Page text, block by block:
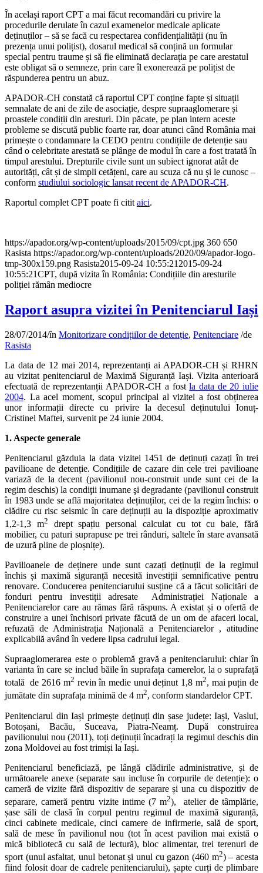
În același raport CPT a mai făcut recomandări cu privire la
procedurile derulate în cazul examenelor medicale aplicate
deținuților – să se facă cu respectarea confidențialității (nu în
prezența unui polițist), dosarul medical să conțină un formular
special pentru traume și să fie eliminată declarația pe care arestatul
este obligat să o semneze, prin care îl exonerează pe polițist de
răspunderea pentru un abuz.
APADOR-CH constată că raportul CPT conține fapte și situații
semnalate de ani de zile de asociație, despre supraaglomerare și
proastele condiții din aresturi. Din păcate, pe plan intern aceste
probleme se discută public foarte rar, doar atunci când România mai
primește o condamnare la CEDO pentru condițiile de detenție sau
când o celebritate arestată se plânge de modul în care a fost tratată în
timpul arestului. Drepturile civile sunt un subiect ignorat atât de
autorități, cât și de simpli cetățeni, care au scuza că nu și le cunosc –
conform studiului sociologic lansat recent de APADOR-CH.
Raportul complet CPT poate fi citit aici.
https://apador.org/wp-content/uploads/2015/09/cpt.jpg 360 650
Rasista https://apador.org/wp-content/uploads/2020/09/apador-logo-
tmp-300x159.png Rasista2015-09-24 10:55:21 2015-09-24
10:55:21CPT, după vizita în România: Condițiile din aresturile
poliției rămân mediocre
Raport asupra vizitei în Penitenciarul Iași
28/07/2014/în Monitorizare condițiilor de detenție, Penitenciare /de
Rasista
La data de 12 mai 2014, reprezentanți ai APADOR-CH și RHRN
au vizitat penitenciarul de Maximă Siguranță Iași. Vizita anterioară
efectuată de reprezentanții APADOR-CH a fostla data de 20 iulie
2004. La acel moment, scopul principal al vizitei a fost obținerea
unor informații directe cu privire la decesul deținutului Ionuț-
Cristinel Maftei, survenit pe 24 iunie 2004.
1. Aspecte generale
Penitenciarul găzduia la data vizitei 1451 de deținuți cazați în trei
pavilioane de detenție. Condițiile de cazare din cele trei pavilioane
variază de la decent (pavilionul nou-construit unde sunt cei de la
regim deschis) la condiţii inumane şi degradante (pavilionul construit
în 1983 unde se află majoritatea deținuților, cei de la regim închis: o
clădire cu risc seismic în care deținuții au la dispoziție aproximativ
1,2-1,3 m2
drept spațiu personal calculat cu tot cu baie, fără
mobilier, cu paturi suprapuse pe trei rânduri, saltele în stare avansată
de uzură pline de ploșnițe).
Pavilioanele de deținere unde sunt cazați deținuții de la regimul
închis și maximă siguranță necesită investiții semnificative pentru
renovare. Conducerea penitenciarului susține că a făcut solicitări de
fonduri pentru investiții adresate Administrației Naționale a
Penitenciarelor care au rămas fără răspuns. A existat și o ofertă de
construire a unei închisori private făcută de un om de afaceri local,
refuzată de Administrația Națională a Penitenciarelor , atitudine
explicabilă având în vedere lipsa cadrului legal.
Supraaglomerarea este o problemă gravă a penitenciarului: chiar în
varianta în care se includ băile în suprafața camerelor, la o suprafață
totală de 2616 m2 revin în medie unui deținut 1,8 m2, mai puțin de
jumătate din suprafața minimă de 4 m2, conform standardelor CPT.
Penitenciarul din Iași primește deținuți din șase județe: Iași, Vaslui,
Botoșani, Bacău, Suceava, Piatra-Neamț. După construirea
pavilionului nou (2011), toți deținuții încadrați la regimul deschis din
zona Moldovei au fost trimiși la Iași.
Penitenciarul beneficiază, pe lângă clădirile administrative, și de
următoarele anexe (separate sau incluse în corpurile de detenție): o
cameră de vizite fără dispozitiv de separare și una cu dispozitiv de
separare, cameră pentru vizite intime (7 m2), atelier de tâmplărie,
șase săli de clasă în corpul pentru regimul de maximă siguranță,
cinci cabinete medicale, cinci camere de infirmerie, sală de sport,
sală de mese în pavilionul nou (tot în acest pavilion mai există o
mică bibliotecă cu sală de lectură), bloc alimentar, trei terenuri de
sport (unul asfaltat, unul betonat și unul cu gazon (460 m2) – acesta
fiind folosit doar de cadrele penitenciarului), șapte curți de plimbare